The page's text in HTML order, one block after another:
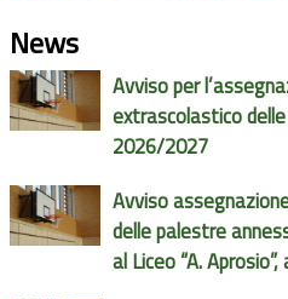
News
Avviso per
extrascolastico
2026/2027
Avviso
delle palestre
al Liceo “A.